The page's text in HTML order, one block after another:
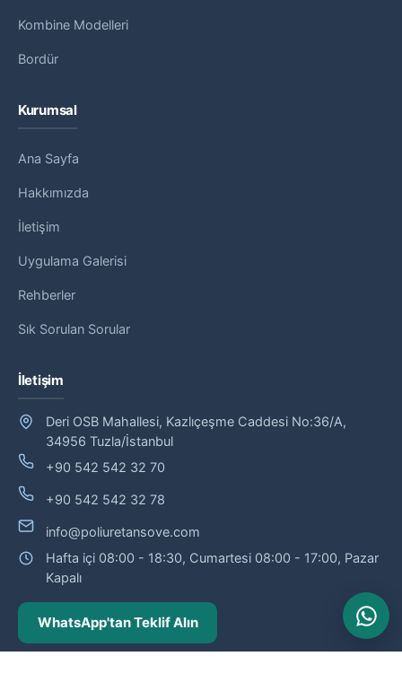
Kombine Modelleri
Bordür
Kurumsal
Ana Sayfa
Hakkımızda
İletişim
Uygulama Galerisi
Rehberler
Sık Sorulan Sorular
İletişim
Deri OSB Mahallesi, Kazlıçeşme Caddesi No:36/A,
34956 Tuzla/İstanbul
+90 542 542 32 70
+90 542 542 32 78
info@poliuretansove.com
Hafta içi 08:00 - 18:30, Cumartesi 08:00 - 17:00, Pazar
Kapalı
WhatsApp'tan Teklif Alın